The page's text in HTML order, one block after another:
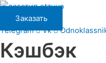
Перейти
содержимому
Заказать
Telegram
Vk
Кэшбэк